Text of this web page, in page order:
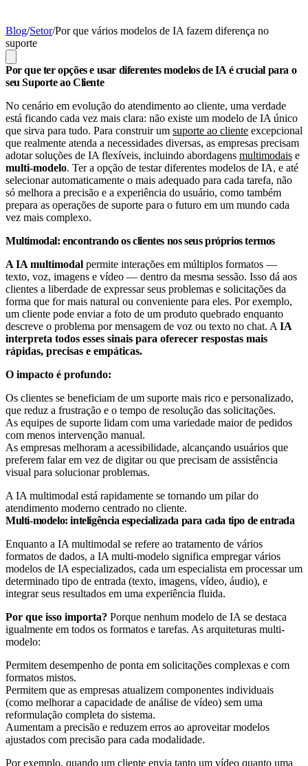
Blog/Setor/Por que vários modelos de IA fazem diferença no
suporte
Por que ter opções e usar diferentes modelos de IA é crucial para o
seu Suporte ao Cliente
No cenário em evolução do atendimento ao cliente, uma verdade
está ficando cada vez mais clara: não existe um modelo de IA único
que sirva para tudo. Para construir um suporte ao cliente excepcional
que realmente atenda a necessidades diversas, as empresas precisam
adotar soluções de IA flexíveis, incluindo abordagens multimodais e
multi-modelo. Ter a opção de testar diferentes modelos de IA, e até
selecionar automaticamente o mais adequado para cada tarefa, não
só melhora a precisão e a experiência do usuário, como também
prepara as operações de suporte para o futuro em um mundo cada
vez mais complexo.
Multimodal: encontrando os clientes nos seus próprios termos
A IA multimodal permite interações em múltiplos formatos —
texto, voz, imagens e vídeo — dentro da mesma sessão. Isso dá aos
clientes a liberdade de expressar seus problemas e solicitações da
forma que for mais natural ou conveniente para eles. Por exemplo,
um cliente pode enviar a foto de um produto quebrado enquanto
descreve o problema por mensagem de voz ou texto no chat. A IA
interpreta todos esses sinais para oferecer respostas mais
rápidas, precisas e empáticas.
O impacto é profundo:
Os clientes se beneficiam de um suporte mais rico e personalizado,
que reduz a frustração e o tempo de resolução das solicitações.
As equipes de suporte lidam com uma variedade maior de pedidos
com menos intervenção manual.
As empresas melhoram a acessibilidade, alcançando usuários que
preferem falar em vez de digitar ou que precisam de assistência
visual para solucionar problemas.
A IA multimodal está rapidamente se tornando um pilar do
atendimento moderno centrado no cliente.
Multi-modelo: inteligência especializada para cada tipo de entrada
Enquanto a IA multimodal se refere ao tratamento de vários
formatos de dados, a IA multi-modelo significa empregar vários
modelos de IA especializados, cada um especialista em processar um
determinado tipo de entrada (texto, imagens, vídeo, áudio), e
integrar seus resultados em uma experiência fluida.
Por que isso importa? Porque nenhum modelo de IA se destaca
igualmente em todos os formatos e tarefas. As arquiteturas multi-
modelo:
Permitem desempenho de ponta em solicitações complexas e com
formatos mistos.
Permitem que as empresas atualizem componentes individuais
(como melhorar a capacidade de análise de vídeo) sem uma
reformulação completa do sistema.
Aumentam a precisão e reduzem erros ao aproveitar modelos
ajustados com precisão para cada modalidade.
Por exemplo, quando um cliente envia tanto um vídeo quanto uma